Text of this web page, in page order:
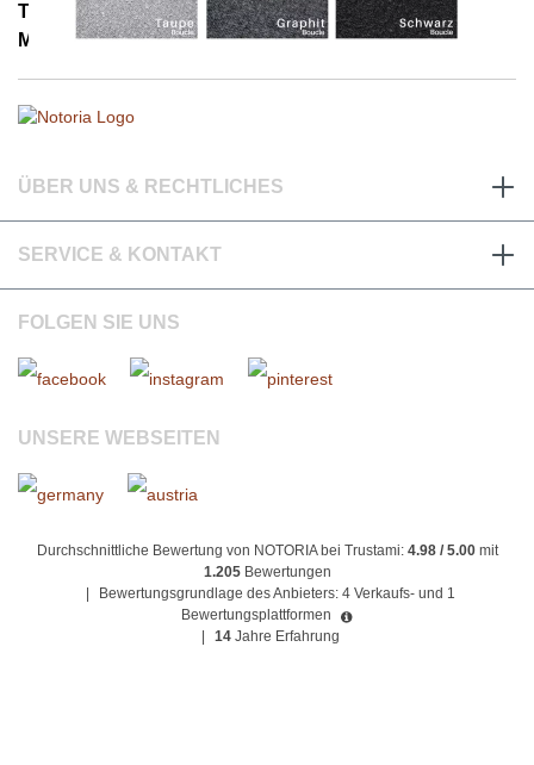
Telefon: +49 (0) 30 / 3450 5420
Mo. - Fr. 8.00 - 15.30 Uhr
ÜBER UNS & RECHTLICHES
SERVICE & KONTAKT
FOLGEN SIE UNS
UNSERE WEBSEITEN
Durchschnittliche Bewertung von NOTORIA bei Trustami: 4.98 / 5.00mit
1.205 Bewertungen
Bewertungsgrundlage des Anbieters: 4 Verkaufs- und 1
Bewertungsplattformen
14 Jahre Erfahrung